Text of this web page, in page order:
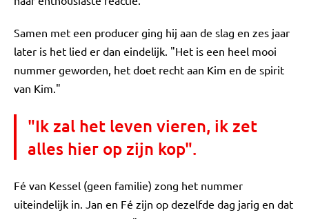
Samen met een producer ging hij aan de slag en zes jaar
later is het lied er dan eindelijk. "Het is een heel mooi
nummer geworden, het doet recht aan Kim en de spirit
van Kim."
"Ik zal het leven vieren, ik zet
alles hier op zijn kop".
Fé van Kessel (geen familie) zong het nummer
uiteindelijk in. Jan en Fé zijn op dezelfde dag jarig en dat